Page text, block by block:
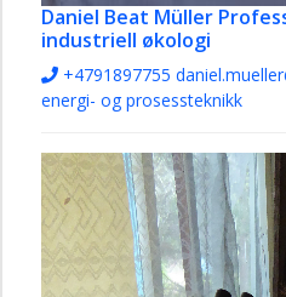
Daniel Beat Müller
industriell økologi
+4791897755
energi- og prosessteknikk